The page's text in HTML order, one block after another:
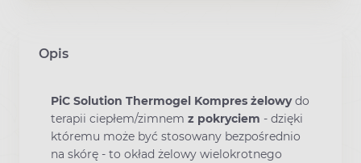
Opis
PiC Solution Thermogel Kompres żelowydo
terapii ciepłem/zimnem z pokryciem - dzięki
któremu może być stosowany bezpośrednio
na skórę - to okład żelowy wielokrotnego